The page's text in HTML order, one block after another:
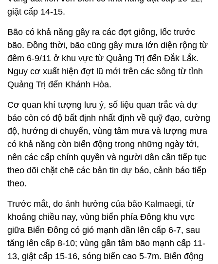
giật cấp 14-15.
Bão có khả năng gây ra các đợt giông, lốc trước
bão. Đồng thời, bão cũng gây mưa lớn diện rộng từ
đêm 6-9/11 ở khu vực từ Quảng Trị đến Đắk Lắk.
Nguy cơ xuất hiện đợt lũ mới trên các sông từ tỉnh
Quảng Trị đến Khánh Hòa.
Cơ quan khí tượng lưu ý, số liệu quan trắc và dự
báo còn có độ bất định nhất định về quỹ đạo, cường
độ, hướng di chuyển, vùng tâm mưa và lượng mưa
có khả năng còn biến động trong những ngày tới,
nên các cấp chính quyền và người dân cần tiếp tục
theo dõi chặt chẽ các bản tin dự báo, cảnh báo tiếp
theo.
Trước mắt, do ảnh hưởng của bão Kalmaegi, từ
khoảng chiều nay, vùng biển phía Đông khu vực
giữa Biển Đông có gió mạnh dần lên cấp 6-7, sau
tăng lên cấp 8-10; vùng gần tâm bão mạnh cấp 11-
13, giật cấp 15-16, sóng biển cao 5-7m. Biển động